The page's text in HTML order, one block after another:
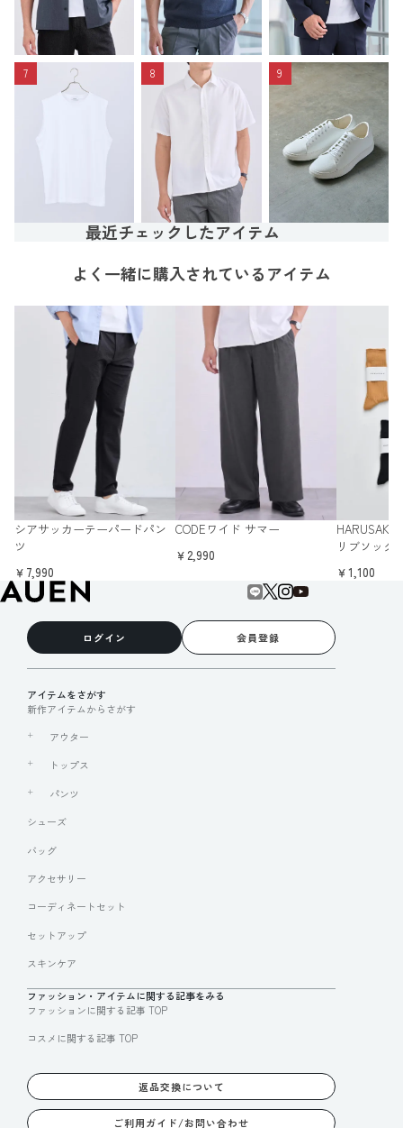
7 8 9
最近チェックしたアイテム
よく一緒に購入されているアイテム
シアサッカーテーパードパン
ツ
￥7,990
CODEワイド サマー
￥2,990
リブソック
￥1,100
ログイン 会員登録
アイテムをさがす
新作アイテムからさがす
アウター
トップス
パンツ
シューズ
バッグ
アクセサリー
コーディネートセット
セットアップ
スキンケア
ファッション・アイテムに関する記事をみる
ファッションに関する記事 TOP
コスメに関する記事 TOP
返品交換について
ご利用ガイド/お問い合わせ